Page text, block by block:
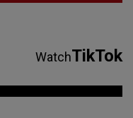
WatchTikTok